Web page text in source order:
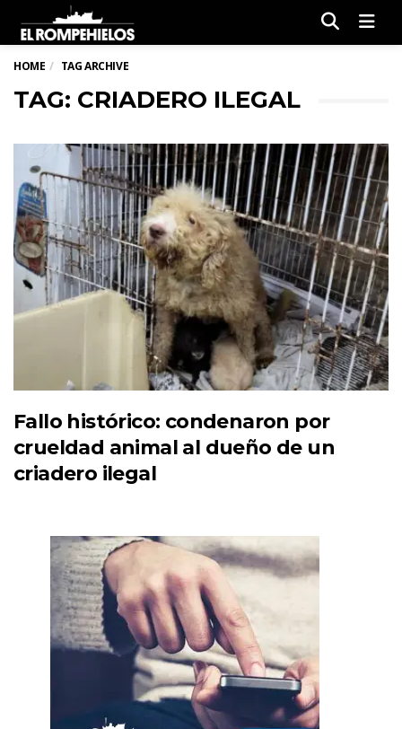
HOME TAG ARCHIVE
TAG: CRIADERO ILEGAL
Fallo histórico: condenaron por
crueldad animal al dueño de un
criadero ilegal